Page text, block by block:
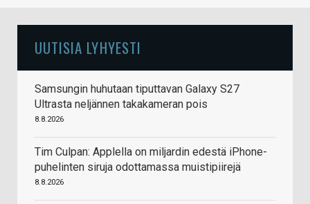
UUTISIA LYHYESTI
Samsungin huhutaan tiputtavan Galaxy S27
Ultrasta neljännen takakameran pois
8.8.2026
Tim Culpan: Applella on miljardin edestä iPhone-
puhelinten siruja odottamassa muistipiirejä
8.8.2026